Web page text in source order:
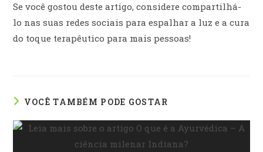
Se você gostou deste artigo, considere compartilhá-
lo nas suas redes sociais para espalhar a luz e a cura
do toque terapêutico para mais pessoas!
VOCÊ TAMBÉM PODE GOSTAR